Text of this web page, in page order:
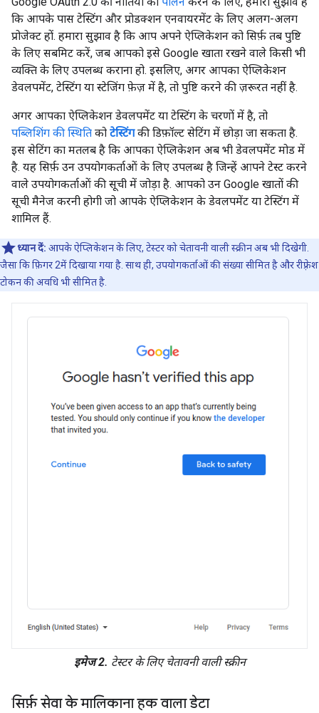
कि आपके पास टेस्टिंग और प्रोडक्शन एनवायरमेंट के लिए अलग-अलग
प्रोजेक्ट हों. हमारा सुझाव है कि आप अपने ऐप्लिकेशन को सिर्फ़ तब पुष्टि
के लिए सबमिट करें, जब आपको इसे Google खाता रखने वाले किसी भी
व्यक्ति के लिए उपलब्ध कराना हो. इसलिए, अगर आपका ऐप्लिकेशन
डेवलपमेंट, टेस्टिंग या स्टेजिंग फ़ेज़ में है, तो पुष्टि करने की ज़रूरत नहीं है.
अगर आपका ऐप्लिकेशन डेवलपमेंट या टेस्टिंग के चरणों में है, तो
पब्लिशिंग की स्थिति को टेस्टिंगकी डिफ़ॉल्ट सेटिंग में छोड़ा जा सकता है.
इस सेटिंग का मतलब है कि आपका ऐप्लिकेशन अब भी डेवलपमेंट मोड में
है. यह सिर्फ़ उन उपयोगकर्ताओं के लिए उपलब्ध है जिन्हें आपने टेस्ट करने
वाले उपयोगकर्ताओं की सूची में जोड़ा है. आपको उन Google खातों की
सूची मैनेज करनी होगी जो आपके ऐप्लिकेशन के डेवलपमेंट या टेस्टिंग में
शामिल हैं.
ध्यान दें: आपके ऐप्लिकेशन के लिए, टेस्टर को चेतावनी वाली स्क्रीन अब भी दिखेगी.
जैसा कि फ़िगर 2में दिखाया गया है. साथ ही, उपयोगकर्ताओं की संख्या सीमित है और रीफ़्रेश
टोकन की अवधि भी सीमित है.
इमेज 2. टेस्टर के लिए चेतावनी वाली स्क्रीन
सिर्फ़ सेवा के मालिकाना हक वाला डेटा